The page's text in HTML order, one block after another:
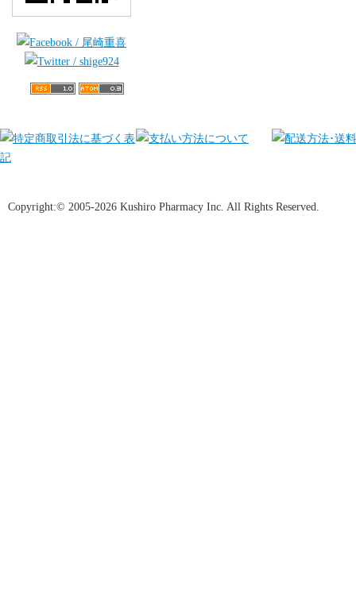
Copyright:© 2005-2026 Kushiro Pharmacy Inc. All Rights Reserved.